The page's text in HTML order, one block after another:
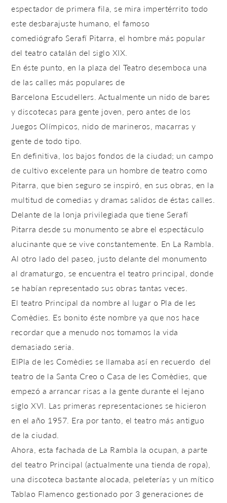
espectador de primera fila, se mira impertérrito todo
este desbarajuste humano, el famoso
comediógrafo Serafí Pitarra, el hombre más popular
del teatro catalán del siglo XIX.
En éste punto, en la plaza del Teatro desemboca una
de las calles más populares de
Barcelona Escudellers. Actualmente un nido de bares
y discotecas para gente joven, pero antes de los
Juegos Olímpicos, nido de marineros, macarras y
gente de todo tipo.
En definitiva, los bajos fondos de la ciudad; un campo
de cultivo excelente para un hombre de teatro como
Pitarra, que bien seguro se inspiró, en sus obras, en la
multitud de comedias y dramas salidos de éstas calles.
Delante de la lonja privilegiada que tiene Serafí
Pitarra desde su monumento se abre el espectáculo
alucinante que se vive constantemente. En La Rambla.
Al otro lado del paseo, justo delante del monumento
al dramaturgo, se encuentra el teatro principal, donde
se habían representado sus obras tantas veces.
El teatro Principal da nombre al lugar o Pla de les
Comèdies. Es bonito éste nombre ya que nos hace
recordar que a menudo nos tomamos la vida
demasiado seria.
ElPla de les Comèdies se llamaba así en recuerdo del
teatro de la Santa Creo o Casa de les Comèdies, que
empezó a arrancar risas a la gente durante el lejano
siglo XVI. Las primeras representaciones se hicieron
en el año 1957. Era por tanto, el teatro más antiguo
de la ciudad.
Ahora, esta fachada de La Rambla la ocupan, a parte
del teatro Principal (actualmente una tienda de ropa),
una discoteca bastante alocada, peleterías y un mítico
Tablao Flamenco gestionado por 3 generaciones de